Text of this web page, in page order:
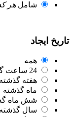
شامل هر
تاریخ ایجاد
همه
24 ساعت گذشته
هفته گذشته
ماه گذشته
شش ماه
سال گذشته